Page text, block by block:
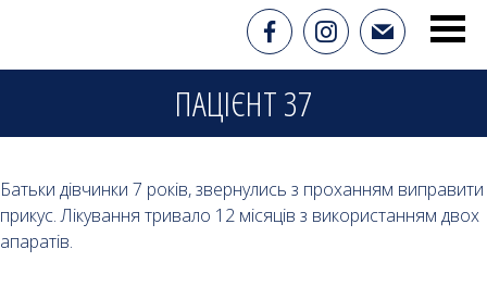
ПАЦІЄНТ 37
Батьки дівчинки 7 років, звернулись з проханням виправити
прикус. Лікування тривало 12 місяців з використанням двох
апаратів.